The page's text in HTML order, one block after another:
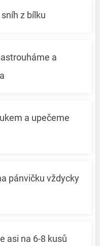
z bílku
a
a upečeme
pánvičku vždycky
asi na 6-8 kusů